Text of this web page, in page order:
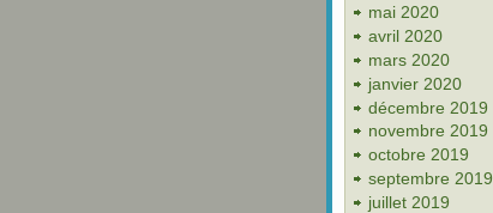
mai 2020
avril 2020
mars 2020
janvier 2020
décembre 2019
novembre 2019
octobre 2019
septembre 2019
juillet 2019